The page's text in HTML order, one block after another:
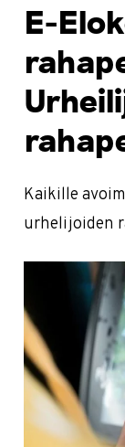
E-
Kaikille
urhelijoiden